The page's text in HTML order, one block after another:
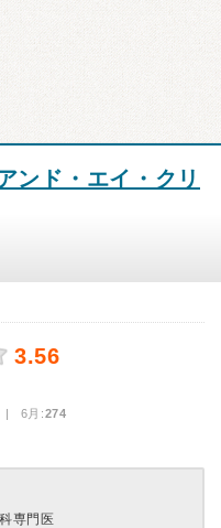
ンド・エイ・クリ
3.56
| 6月:274
専門医